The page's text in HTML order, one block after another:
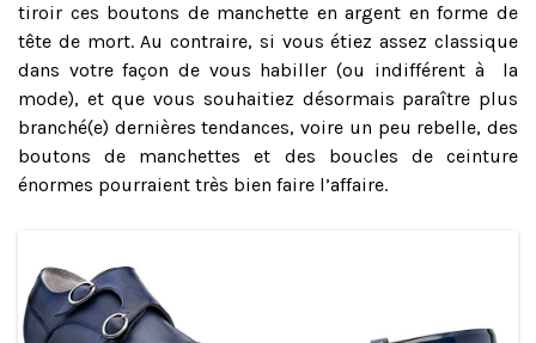
tiroir ces boutons de manchette en argent en forme de
tête de mort. Au contraire, si vous étiez assez classique
dans votre façon de vous habiller (ou indifférent à la
mode), et que vous souhaitiez désormais paraître plus
branché(e) dernières tendances, voire un peu rebelle, des
boutons de manchettes et des boucles de ceinture
énormes pourraient très bien faire l’affaire.